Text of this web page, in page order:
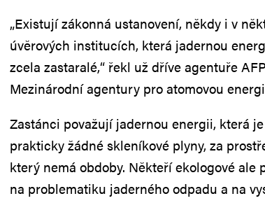
„Existují zákonná ustanovení, někdy i v
úvěrových institucích, která jadernou
zcela zastaralé,“ řekl už dříve agentuře
Mezinárodní agentury pro atomovou
Zastánci považují jadernou energii, která
prakticky žádné skleníkové plyny, za
který nemá obdoby. Někteří ekologové ale
na problematiku jaderného odpadu a na